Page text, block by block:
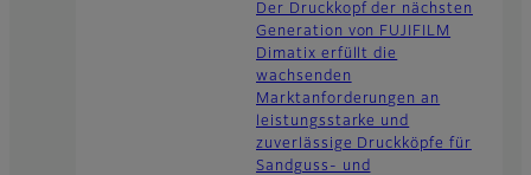
Der Druckkopf der nächsten
Generation von FUJIFILM
Dimatix erfüllt die
wachsenden
Marktanforderungen an
leistungsstarke und
zuverlässige Druckköpfe für
Sandguss- und